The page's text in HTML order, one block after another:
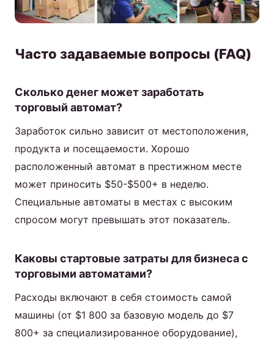
Часто задаваемые вопросы (FAQ)
Сколько денег может заработать
торговый автомат?
Заработок сильно зависит от местоположения,
продукта и посещаемости. Хорошо
расположенный автомат в престижном месте
может приносить $50-$500+ в неделю.
Специальные автоматы в местах с высоким
спросом могут превышать этот показатель.
Каковы стартовые затраты для бизнеса с
торговыми автоматами?
Расходы включают в себя стоимость самой
машины (от $1 800 за базовую модель до $7
800+ за специализированное оборудование),